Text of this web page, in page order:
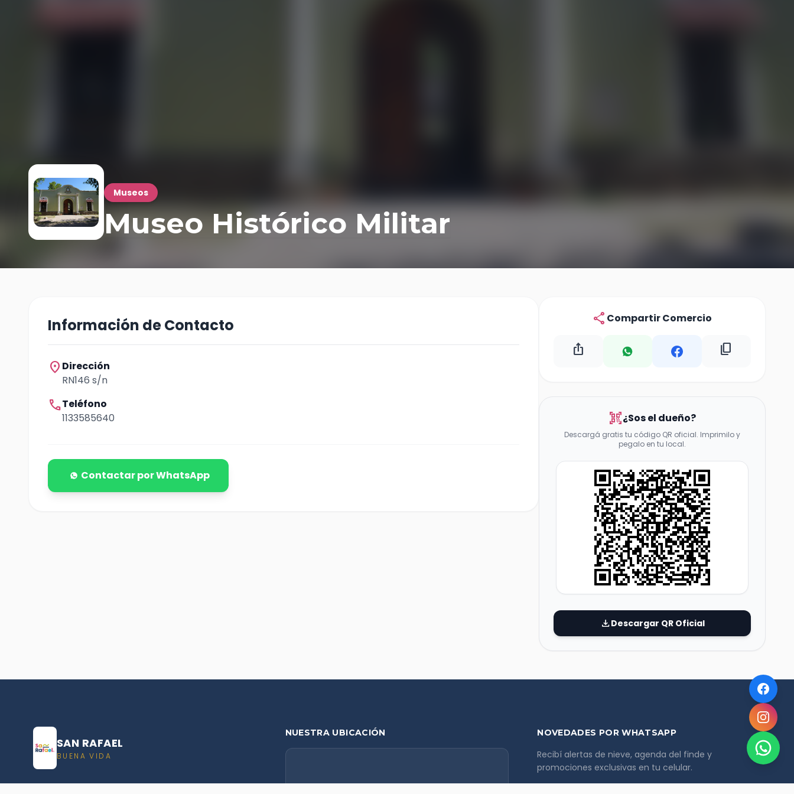
Museos
Museo Histórico Militar
Información de Contacto
location_on Dirección
RN146 s/n
callTeléfono
1133585640
Contactar por WhatsApp
share Compartir Comercio
ios_share content_copy
qr_code_scanner¿Sos el dueño?
Descargá gratis tu código QR oficial. Imprimilo y
pegalo en tu local.
downloadDescargar QR Oficial
SAN RAFAEL
BUENA VIDA
NUESTRA UBICACIÓN NOVEDADES POR WHATSAPP
Recibí alertas de nieve, agenda del finde y
promociones exclusivas en tu celular.